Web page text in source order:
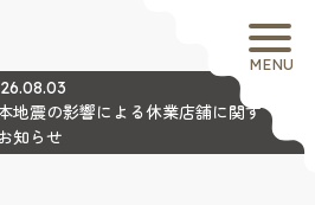
MENU
地震の影響による休業店舗に関す
知らせ